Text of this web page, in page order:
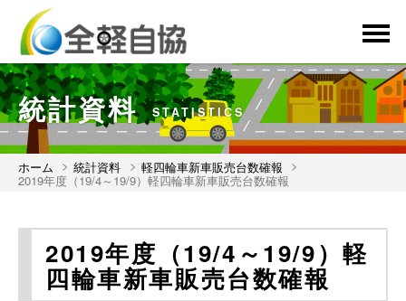
統計資料 STATISTICS
ホーム 統計資料 軽四輪車新車販売台数確報
2019年度（19/4～19/9）軽四輪車新車販売台数確報
2019年度（19/4～19/9）軽
四輪車新車販売台数確報